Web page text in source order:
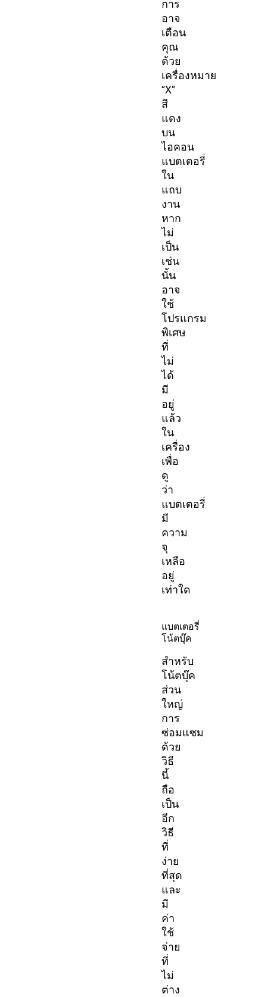
การ
อาจ
เตือน
คุณ
ด้วย
เครื่องหมาย
“X”
สี
แดง
บน
ไอคอน
แบตเตอรี่
ใน
แถบ
งาน
หาก
ไม่
เป็น
เช่น
นั้น
อาจ
ใช้
โปรแกรม
พิเศษ
ที่
ไม่
ได้
มี
อยู่
แล้ว
ใน
เครื่อง
เพื่อ
ดู
ว่า
แบตเตอรี่
มี
ความ
จุ
เหลือ
อยู่
เท่าใด
แบตเตอรี่
โน้ตบุ๊ค
สำหรับ
โน้ตบุ๊ค
ส่วน
ใหญ่
การ
ซ่อมแซม
ด้วย
วิธี
นี้
ถือ
เป็น
อีก
วิธี
ที่
ง่าย
ที่สุด
และ
มี
ค่า
ใช้
จ่าย
ที่
ไม่
ต่าง